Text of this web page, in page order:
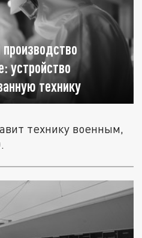
устройство
технику
технику военным,